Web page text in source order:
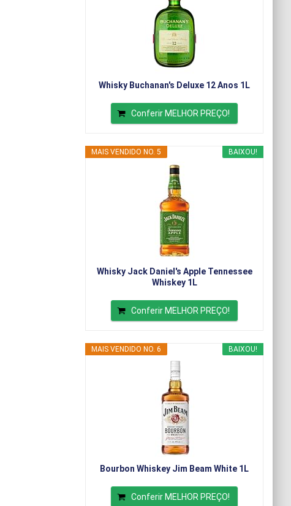
Whisky Buchanan's Deluxe 12 Anos 1L
Conferir MELHOR PREÇO!
BAIXOU!
MAIS VENDIDO NO. 5
Whisky Jack Daniel's Apple Tennessee
Whiskey 1L
Conferir MELHOR PREÇO!
BAIXOU!
MAIS VENDIDO NO. 6
Bourbon Whiskey Jim Beam White 1L
Conferir MELHOR PREÇO!